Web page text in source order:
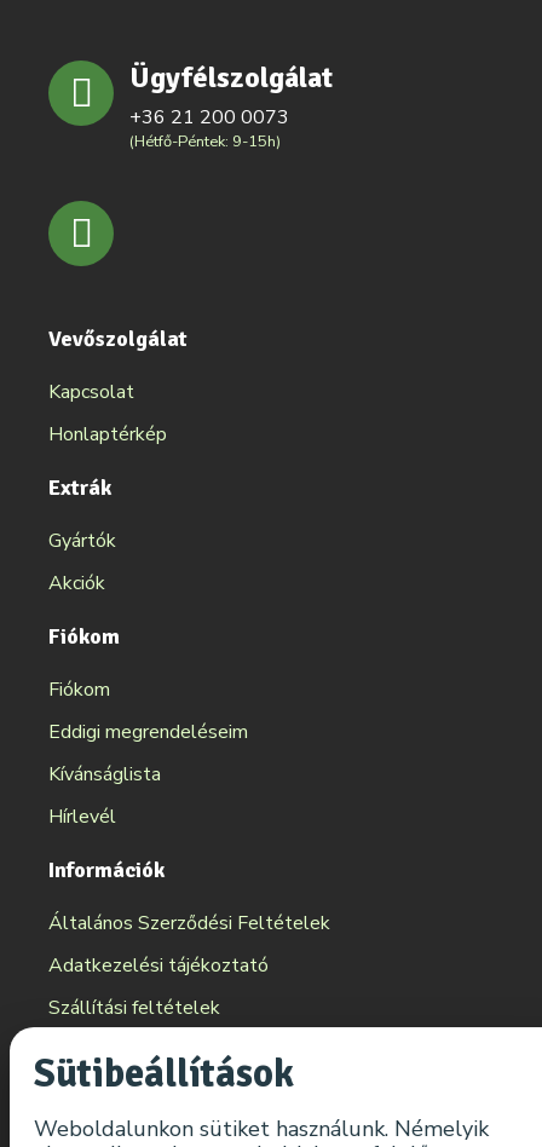
Ügyfélszolgálat
+36 21 200 0073
(Hétfő-Péntek: 9-15h)
Vevőszolgálat
Kapcsolat
Honlaptérkép
Extrák
Gyártók
Akciók
Fiókom
Fiókom
Eddigi megrendeléseim
Kívánságlista
Hírlevél
Információk
Általános Szerződési Feltételek
Adatkezelési tájékoztató
Szállítási feltételek
Elállási tájékoztató
Reklamáció
Békéltető Testületek
Sütibeállítások
Weboldalunkon sütiket használunk. Némelyik